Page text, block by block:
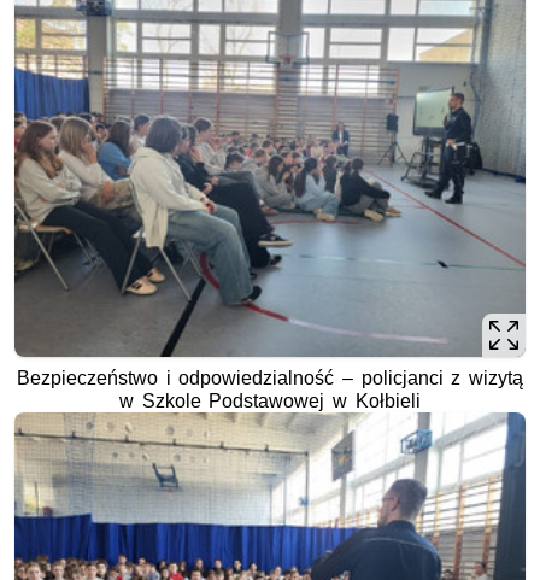
Bezpieczeństwo i odpowiedzialność – policjanci z wizytą
w Szkole Podstawowej w Kołbieli